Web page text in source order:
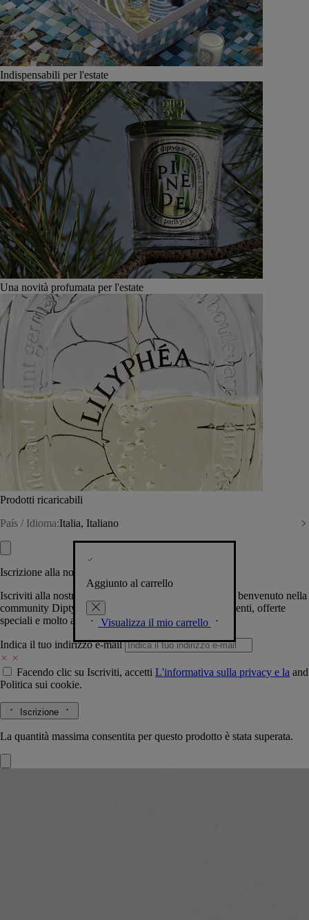
Indispensabili per l'estate
Una novità profumata per l'estate
Prodotti ricaricabili
País / Idioma:Italia, Italiano
Aggiunto al carrello
Visualizza il mio carrello
Iscrizione alla nostra Newsletter
Iscriviti alla nostra newsletter per permetterci di darti il benvenuto nella
community Diptyque e tenerti al corrente su novità, eventi, offerte
speciali e molto altro.
Indica il tuo indirizzo e-mail
Facendo clic su Iscriviti, accetti L'informativa sulla privacy e la and
Politica sui cookie.
Iscrizione
La quantità massima consentita per questo prodotto è stata superata.